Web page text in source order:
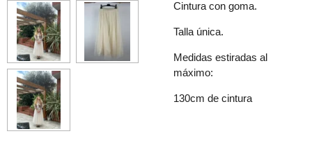
Cintura con goma.
Talla única.
Medidas estiradas al
máximo:
130cm de cintura